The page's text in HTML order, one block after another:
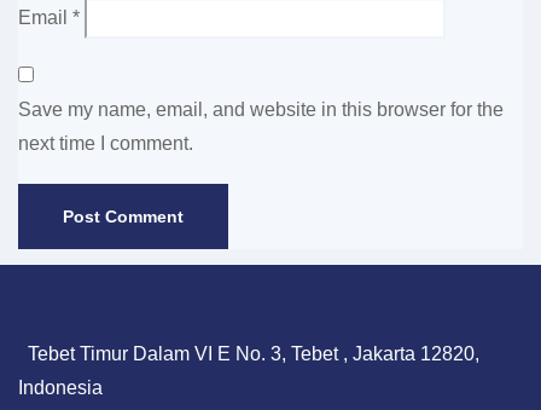
Email *
Save my name, email, and website in this browser for the
next time I comment.
Tebet Timur Dalam VI E No. 3, Tebet , Jakarta 12820,
Indonesia